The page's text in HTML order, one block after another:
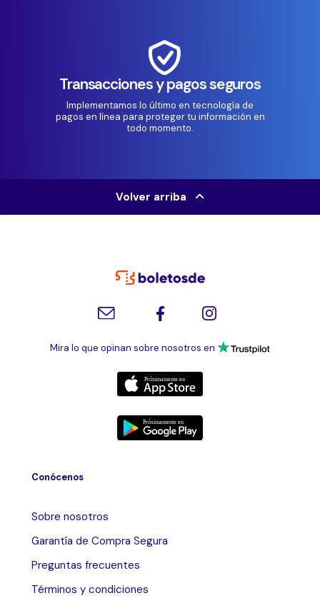
Transacciones y pagos seguros
Implementamos lo último en tecnología de
pagos en línea para proteger tu información en
todo momento.
Volver arriba
Mira lo que opinan sobre nosotros en
Conócenos
Sobre nosotros
Garantía de Compra Segura
Preguntas frecuentes
Términos y condiciones